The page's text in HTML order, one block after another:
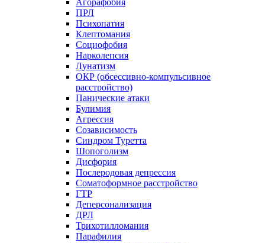
Агорафобия
ПРЛ
Психопатия
Клептомания
Социофобия
Нарколепсия
Лунатизм
ОКР (обсессивно-компульсивное
расстройство)
Панические атаки
Булимия
Агрессия
Созависимость
Синдром Туретта
Шопоголизм
Дисфория
Послеродовая депрессия
Соматоформное расстройство
ГТР
Деперсонализация
ДРЛ
Трихотилломания
Парафилия